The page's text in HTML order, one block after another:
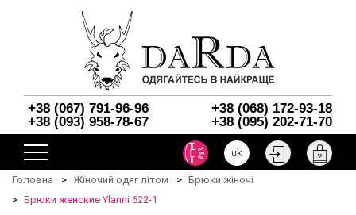
+38 (067) 791-96-96
+38 (068) 172-93-18
+38 (093) 958-78-67
+38 (095) 202-71-70
uk
Головна Жіночий одяг літом
Брюки жіночі
Брюки женские Ylanni 622-1